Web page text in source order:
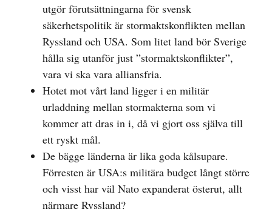
utgör förutsättningarna för svensk
säkerhetspolitik är stormaktskonflikten mellan
Ryssland och USA. Som litet land bör Sverige
hålla sig utanför just ”stormaktskonflikter”,
vara vi ska vara alliansfria.
Hotet mot vårt land ligger i en militär
urladdning mellan stormakterna som vi
kommer att dras in i, då vi gjort oss själva till
ett ryskt mål.
De bägge länderna är lika goda kålsupare.
Förresten är USA:s militära budget långt större
och visst har väl Nato expanderat österut, allt
närmare Ryssland?